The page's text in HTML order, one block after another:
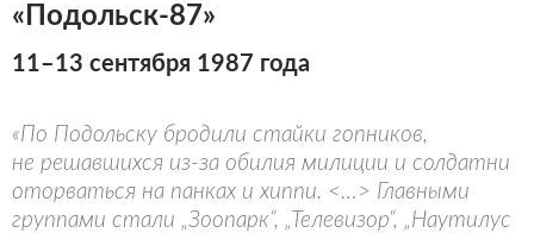
«Подольск-87»
11–13 сентября 1987 года
«По Подольску бродили стайки гопников,
не решавшихся из-за обилия милиции и солдатни
оторваться на панках и хиппи. <…> Главными
группами стали „Зоопарк“, „Телевизор“, „Наутилус